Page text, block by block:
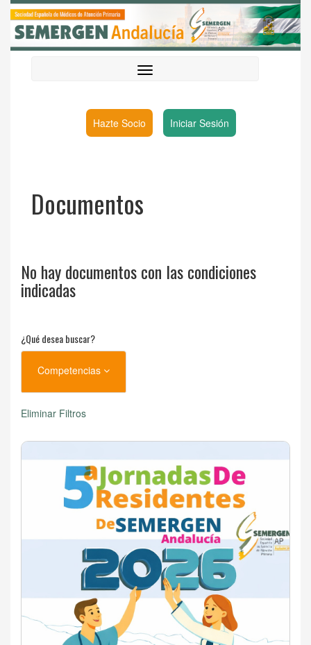
Hazte Socio Iniciar Sesión
Documentos
No hay documentos con las condiciones
indicadas
¿Qué desea buscar?
Competencias
Eliminar Filtros